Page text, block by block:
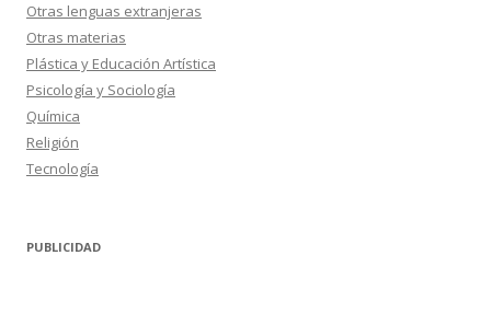
Otras lenguas extranjeras
Otras materias
Plástica y Educación Artística
Psicología y Sociología
Química
Religión
Tecnología
PUBLICIDAD